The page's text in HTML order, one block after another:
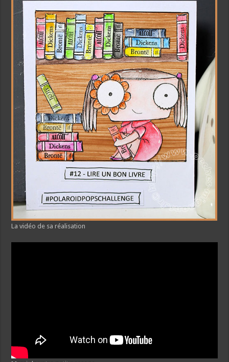
La vidéo de sa réalisation